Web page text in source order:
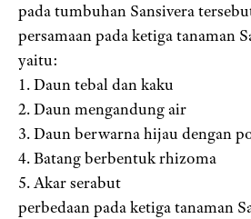
pada tumbuhan Sansivera
persamaan pada ketiga tanaman
yaitu:
1. Daun tebal dan kaku
2. Daun mengandung air
3. Daun berwarna hijau dengan
4. Batang berbentuk rhizoma
5. Akar serabut
perbedaan pada ketiga tanaman